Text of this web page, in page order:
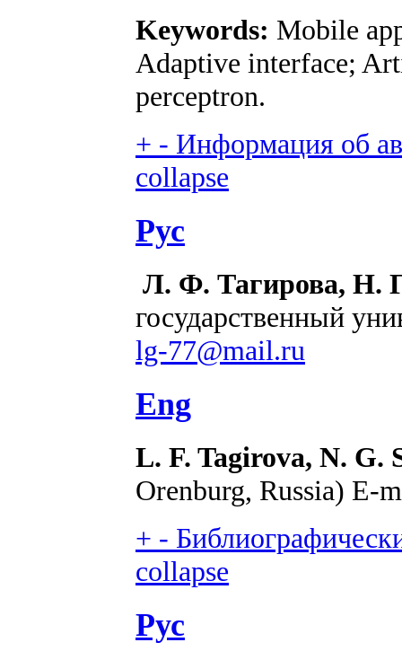
Keywords: Mobile
Adaptive interface;
perceptron.
+ - Информация об
collapse
Рус
Л. Ф. Тагирова, Н.
государственный
lg-77@mail.ru
Eng
L. F. Tagirova, N. G.
Orenburg, Russia) E-
+ -
collapse
Рус